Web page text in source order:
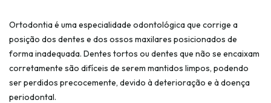
Ortodontia é uma especialidade odontológica que corrige a
posição dos dentes e dos ossos maxilares posicionados de
forma inadequada. Dentes tortos ou dentes que não se encaixam
corretamente são difíceis de serem mantidos limpos, podendo
ser perdidos precocemente, devido à deterioração e à doença
periodontal.